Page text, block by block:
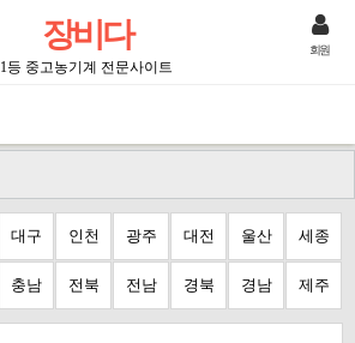
장비다
1등 중고농기계 전문사이트
회원
대구 인천 광주 대전 울산 세종
충남 전북 전남 경북 경남 제주